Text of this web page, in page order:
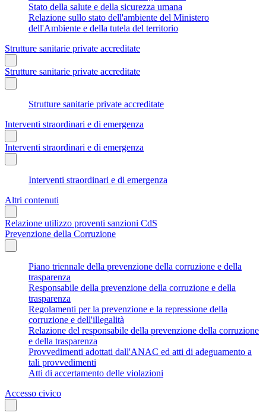
Stato della salute e della sicurezza umana
Relazione sullo stato dell'ambiente del Ministero
dell'Ambiente e della tutela del territorio
Strutture sanitarie private accreditate
Strutture sanitarie private accreditate
Strutture sanitarie private accreditate
Interventi straordinari e di emergenza
Interventi straordinari e di emergenza
Interventi straordinari e di emergenza
Altri contenuti
Relazione utilizzo proventi sanzioni CdS
Prevenzione della Corruzione
Piano triennale della prevenzione della corruzione e della
trasparenza
Responsabile della prevenzione della corruzione e della
trasparenza
Regolamenti per la prevenzione e la repressione della
corruzione e dell'illegalità
Relazione del responsabile della prevenzione della corruzione
e della trasparenza
Provvedimenti adottati dall'ANAC ed atti di adeguamento a
tali provvedimenti
Atti di accertamento delle violazioni
Accesso civico